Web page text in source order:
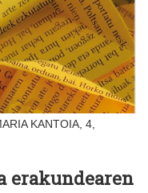
KANTOIA, 4,
erakundearen